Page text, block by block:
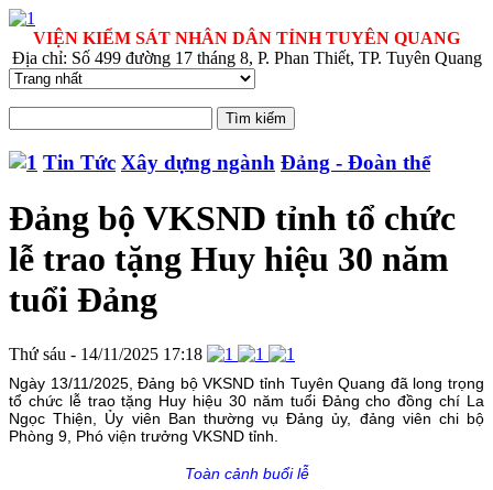
VIỆN KIỂM SÁT NHÂN DÂN TỈNH TUYÊN QUANG
Địa chỉ: Số 499 đường 17 tháng 8, P. Phan Thiết, TP. Tuyên Quang
Tin Tức Xây dựng ngành Đảng - Đoàn thể
Đảng bộ VKSND tỉnh tổ chức
lễ trao tặng Huy hiệu 30 năm
tuổi Đảng
Thứ sáu - 14/11/2025 17:18
Ngày 13/11/2025, Đảng bộ VKSND tỉnh Tuyên Quang đã long trọng
tổ chức lễ trao tặng Huy hiệu 30 năm tuổi Đảng cho đồng chí La
Ngọc Thiện, Ủy viên Ban thường vụ Đảng ủy, đảng viên chi bộ
Phòng 9, Phó viện trưởng VKSND tỉnh.
Toàn cảnh buổi lễ